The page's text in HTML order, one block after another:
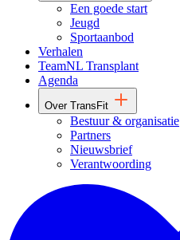
Een goede start
Jeugd
Sportaanbod
Verhalen
TeamNL Transplant
Agenda
Over TransFit
Bestuur & organisatie
Partners
Nieuwsbrief
Verantwoording